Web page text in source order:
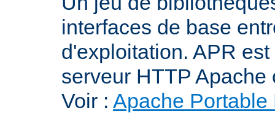
interfaces de base
d'exploitation. APR
serveur HTTP
Voir : Apache